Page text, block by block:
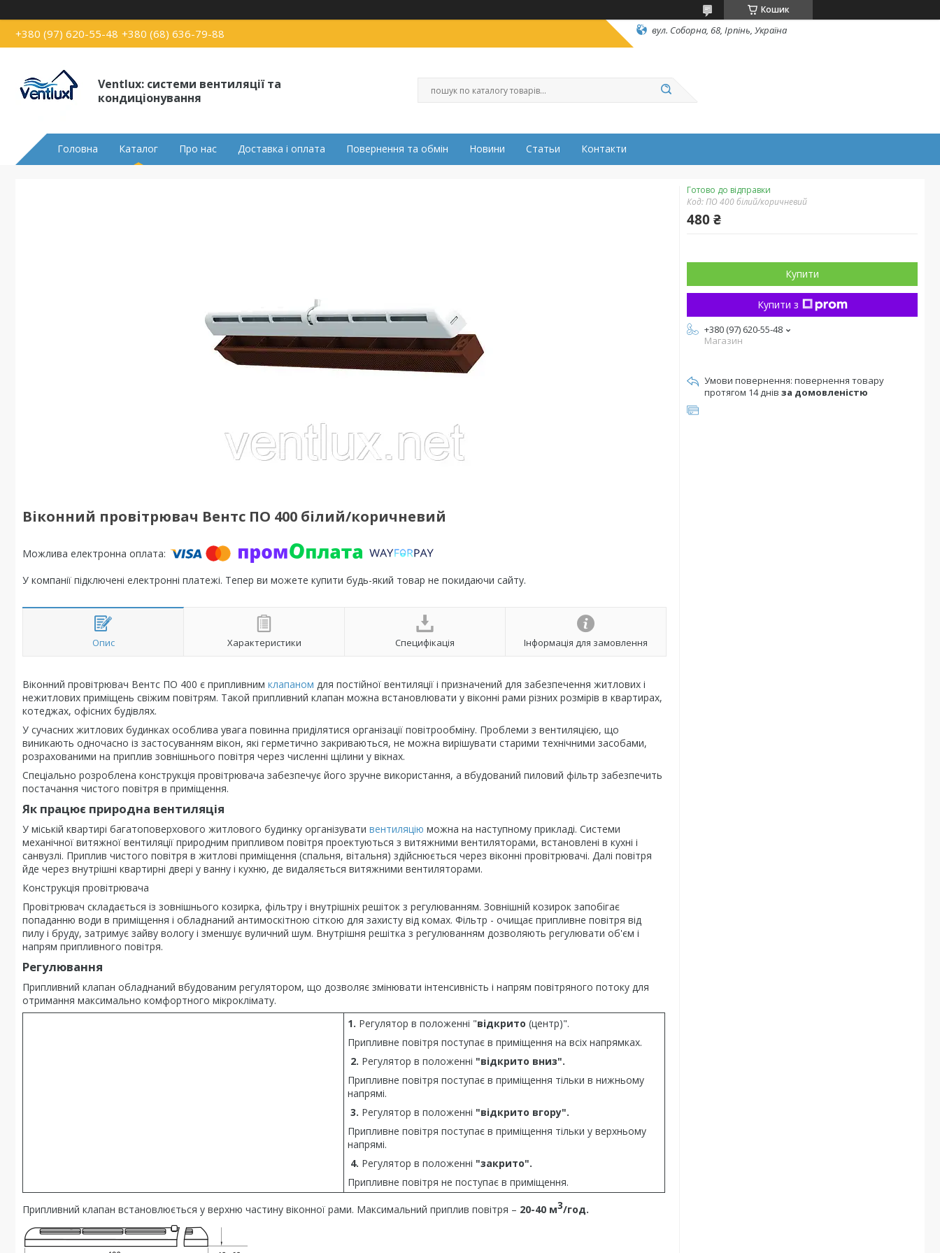
Кошик
+380 (97) 620-55-48 +380 (68) 636-79-88 вул. Соборна, 68, Ірпінь, Україна
Ventlux: системи вентиляції та
кондиціонування
Головна Каталог Про нас Доставка і оплата Повернення та обмін Новини Статьи Контакти
Віконний провітрювач Вентс ПО 400 білий/коричневий
У компанії підключені електронні платежі. Тепер ви можете купити будь-який товар не покидаючи сайту.
Опис Характеристики Специфікація Інформація для замовлення
Віконний провітрювач Вентс ПО 400 є припливним клапаном для постійної вентиляції і призначений для забезпечення житлових і
нежитлових приміщень свіжим повітрям. Такой припливний клапан можна встановлювати у віконні рами різних розмірів в квартирах,
котеджах, офісних будівлях.
У сучасних житлових будинках особлива увага повинна приділятися організації повітрообміну. Проблеми з вентиляцією, що
виникають одночасно із застосуванням вікон, які герметично закриваються, не можна вирішувати старими технічними засобами,
розрахованими на приплив зовнішнього повітря через численні щілини у вікнах.
Спеціально розроблена конструкція провітрювача забезпечує його зручне використання, а вбудований пиловий фільтр забезпечить
постачання чистого повітря в приміщення.
Як працює природна вентиляція
У міській квартирі багатоповерхового житлового будинку організувати вентиляцію можна на наступному прикладі. Системи
механічної витяжної вентиляції природним припливом повітря проектуються з витяжними вентиляторами, встановлені в кухні і
санвузлі. Приплив чистого повітря в житлові приміщення (спальня, вітальня) здійснюється через віконні провітрювачі. Далі повітря
йде через внутрішні квартирні двері у ванну і кухню, де видаляється витяжними вентиляторами.
Конструкція провітрювача
Провітрювач складається із зовнішнього козирка, фільтру і внутрішніх решіток з регулюванням. Зовнішній козирок запобігає
попаданню води в приміщення і обладнаний антимоскітною сіткою для захисту від комах. Фільтр - очищає припливне повітря від
пилу і бруду, затримує зайву вологу і зменшує вуличний шум. Внутрішня решітка з регулюванням дозволяють регулювати об'єм і
напрям припливного повітря.
Регулювання
Припливний клапан обладнаний вбудованим регулятором, що дозволяє змінювати інтенсивність і напрям повітряного потоку для
отримання максимально комфортного мікроклімату.
1. Регулятор в положенні "відкрито (центр)".
Припливне повітря поступає в приміщення на всіх напрямках.
2. Регулятор в положенні "відкрито вниз".
Припливне повітря поступає в приміщення тільки в нижньому
напрямі.
3. Регулятор в положенні "відкрито вгору".
Припливне повітря поступає в приміщення тільки у верхньому
напрямі.
4. Регулятор в положенні "закрито".
Припливне повітря не поступає в приміщення.
Припливний клапан встановлюється у верхню частину віконної рами. Максимальний приплив повітря – 20-40 м3/год.
Готово до відправки
Код:ПО 400 білий/коричневий
480 ₴
Купити
Купити з
+380 (97) 620-55-48
Магазин
повернення товару
протягом 14 днів за домовленістю